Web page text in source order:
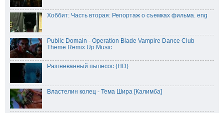
Хоббит: Часть вторая: Репортаж о съемках фильма. eng
Public Domain - Operation Blade Vampire Dance Club
Theme Remix Up Music
Разгневанный пылесос (HD)
Властелин колец - Тема Шира [Калимба]